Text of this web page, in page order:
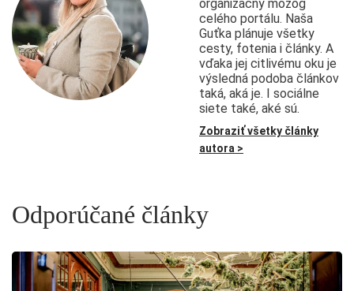
organizačný mozog
celého portálu. Naša
Guťka plánuje všetky
cesty, fotenia i články. A
vďaka jej citlivému oku je
výsledná podoba článkov
taká, aká je. I sociálne
siete také, aké sú.
Zobraziť všetky články
autora >
Odporúčané články